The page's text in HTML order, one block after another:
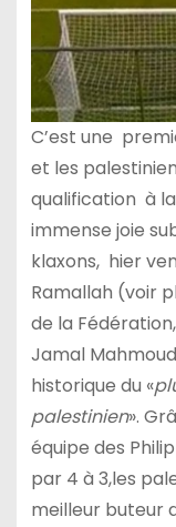
C’est une
et les
qualification à
immense joie
klaxons, hier
Ramallah (voir
de la
Jamal
historique du «
palestinien».
équipe des
par 4 à 3,les
meilleur buteur